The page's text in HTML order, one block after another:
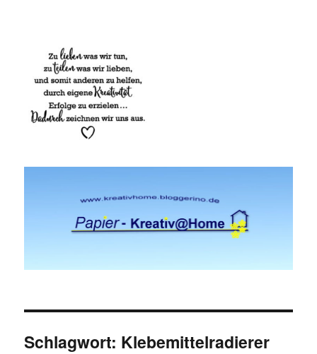
Stempel, Stanze und Papier
Schlagwort: Klebemittelradierer